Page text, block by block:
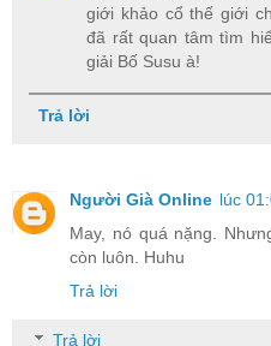
giới khảo cổ thế giới
đã rất quan tâm tìm
giải Bố Susu à!
Trả lời
Người Già Online lúc
May, nó quá nặng.
còn luôn. Huhu
Trả lời
Trả lời